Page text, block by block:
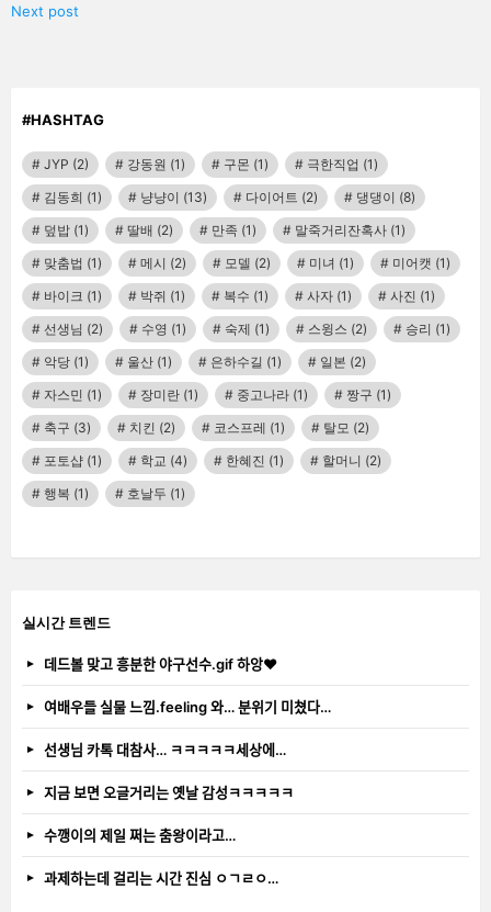
Next post
#HASHTAG
JYP (2) 강동원 (1) 구몬 (1) 극한직업 (1)
김동희 (1) 냥냥이 (13) 다이어트 (2) 댕댕이 (8)
덮밥 (1) 딸배 (2) 만족 (1) 말죽거리잔혹사 (1)
맞춤법 (1) 메시 (2) 모델 (2) 미녀 (1) 미어캣 (1)
바이크 (1) 박쥐 (1) 복수 (1) 사자 (1) 사진 (1)
선생님 (2) 수영 (1) 숙제 (1) 스윙스 (2) 승리 (1)
악당 (1) 울산 (1) 은하수길 (1) 일본 (2)
자스민 (1) 장미란 (1) 중고나라 (1) 짱구 (1)
축구 (3) 치킨 (2) 코스프레 (1) 탈모 (2)
포토샵 (1) 학교 (4) 한혜진 (1) 할머니 (2)
행복 (1) 호날두 (1)
실시간 트렌드
데드볼 맞고 흥분한 야구선수.gif 하앙❤️
여배우들 실물 느낌.feeling 와… 분위기 미쳤다…
선생님 카톡 대참사… ㅋㅋㅋㅋㅋ세상에…
지금 보면 오글거리는 옛날 감성ㅋㅋㅋㅋㅋ
수깽이의 제일 쩌는 춤왕이라고…
과제하는데 걸리는 시간 진심 ㅇㄱㄹㅇ…